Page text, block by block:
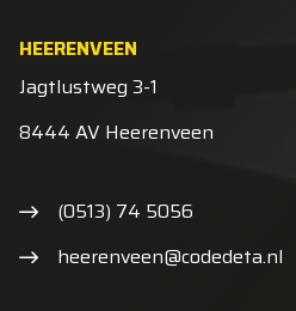
HEERENVEEN
Jagtlustweg 3-1
8444 AV Heerenveen
(0513) 74 5056
heerenveen@codedeta.nl